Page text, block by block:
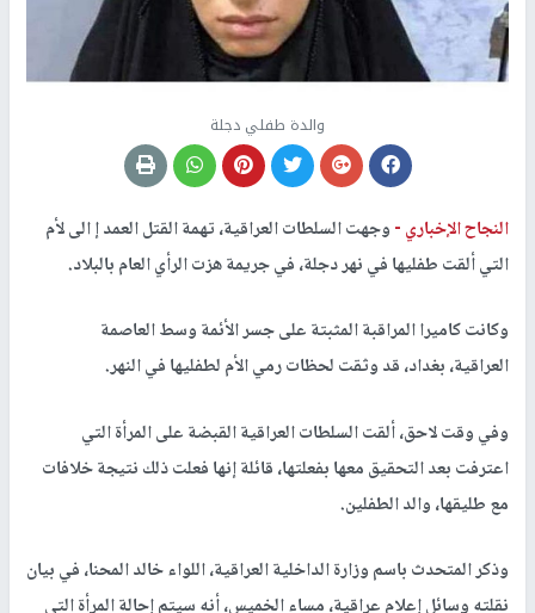
والدة طفلي دجلة
النجاح الإخباري -وجهت السلطات العراقية، تهمة القتل العمد إ الى لأم
التي ألقت طفليها في نهر دجلة، في جريمة هزت الرأي العام بالبلاد.
وكانت كاميرا المراقبة المثبتة على جسر الأئمة وسط العاصمة
العراقية، بغداد، قد وثقت لحظات رمي الأم لطفليها في النهر.
وفي وقت لاحق، ألقت السلطات العراقية القبضة على المرأة التي
اعترفت بعد التحقيق معها بفعلتها، قائلة إنها فعلت ذلك نتيجة خلافات
مع طليقها، والد الطفلين.
وذكر المتحدث باسم وزارة الداخلية العراقية، اللواء خالد المحنا، في بيان